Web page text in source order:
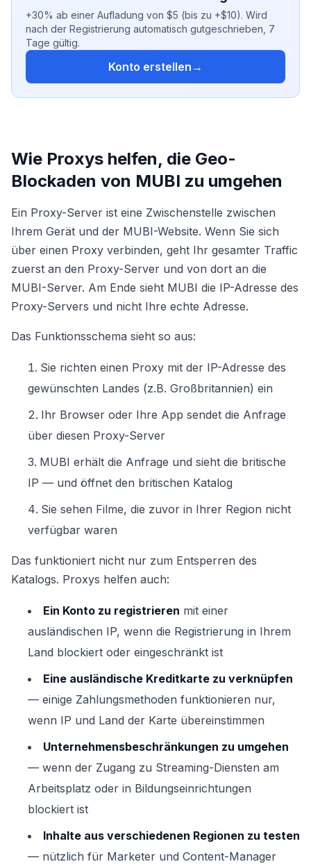
+30% ab einer Aufladung von $5 (bis zu +$10). Wird
nach der Registrierung automatisch gutgeschrieben, 7
Tage gültig.
Konto erstellen →
Wie Proxys helfen, die Geo-
Blockaden von MUBI zu umgehen
Ein Proxy-Server ist eine Zwischenstelle zwischen
Ihrem Gerät und der MUBI-Website. Wenn Sie sich
über einen Proxy verbinden, geht Ihr gesamter Traffic
zuerst an den Proxy-Server und von dort an die
MUBI-Server. Am Ende sieht MUBI die IP-Adresse des
Proxy-Servers und nicht Ihre echte Adresse.
Das Funktionsschema sieht so aus:
Sie richten einen Proxy mit der IP-Adresse des
gewünschten Landes (z.B. Großbritannien) ein
Ihr Browser oder Ihre App sendet die Anfrage
über diesen Proxy-Server
MUBI erhält die Anfrage und sieht die britische
IP — und öffnet den britischen Katalog
Sie sehen Filme, die zuvor in Ihrer Region nicht
verfügbar waren
Das funktioniert nicht nur zum Entsperren des
Katalogs. Proxys helfen auch:
Ein Konto zu registrieren mit einer
ausländischen IP, wenn die Registrierung in Ihrem
Land blockiert oder eingeschränkt ist
Eine ausländische Kreditkarte zu verknüpfen
— einige Zahlungsmethoden funktionieren nur,
wenn IP und Land der Karte übereinstimmen
Unternehmensbeschränkungen zu umgehen
— wenn der Zugang zu Streaming-Diensten am
Arbeitsplatz oder in Bildungseinrichtungen
blockiert ist
Inhalte aus verschiedenen Regionen zu testen
— nützlich für Marketer und Content-Manager